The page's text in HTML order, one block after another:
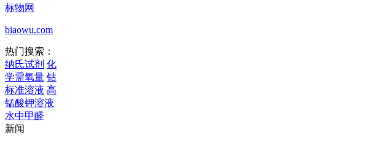
标物网
biaowu.com
热门搜索：
纳氏试剂 化
学需氧量 钴
标准溶液 高
锰酸钾溶液
水中甲醛
新闻